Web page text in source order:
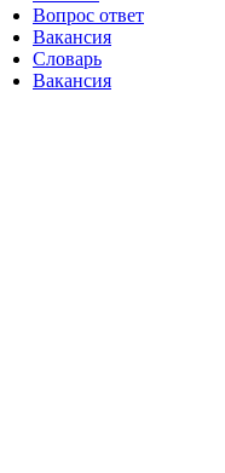
Вопрос ответ
Вакансия
Словарь
Вакансия